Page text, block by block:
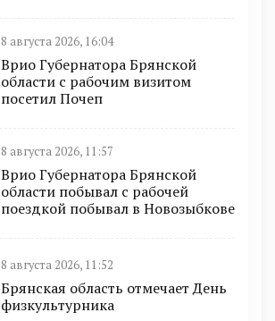
8 августа 2026, 16:04
Врио Губернатора Брянской
области с рабочим визитом
посетил Почеп
8 августа 2026, 11:57
Врио Губернатора Брянской
области побывал с рабочей
поездкой побывал в Новозыбкове
8 августа 2026, 11:52
Брянская область отмечает День
физкультурника